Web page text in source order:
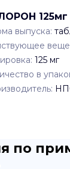
выпуска:
125 мг
в
по